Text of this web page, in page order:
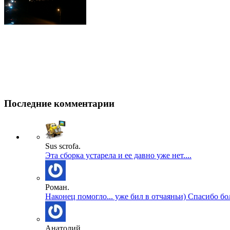
Последние комментарии
Sus scrofa.
Эта сборка устарела и ее давно уже нет....
Роман.
Наконец помогло... уже бил в отчаяньи) Спасибо
Анатолий.